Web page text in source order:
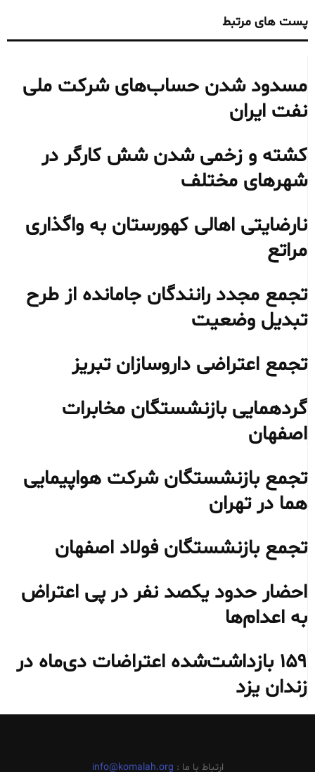
پست های مرتبط
مسدود شدن حساب‌های شرکت ملی
نفت ایران
کشته و زخمی شدن شش کارگر در
شهرهای مختلف
نارضایتی اهالی کهورستان به واگذاری
مراتع
تجمع مجدد رانندگان جامانده از طرح
تبدیل وضعیت
تجمع اعتراضی داروسازان تبریز
گردهمایی بازنشستگان مخابرات
اصفهان
تجمع بازنشستگان شرکت هواپیمایی
هما در تهران
تجمع بازنشستگان فولاد اصفهان
احضار حدود یکصد نفر در پی اعتراض
به اعدام‌ها
۱۵۹ بازداشت‌شده اعتراضات دی‌ماه در
زندان یزد
ارتباط با ما : info@komalah.org